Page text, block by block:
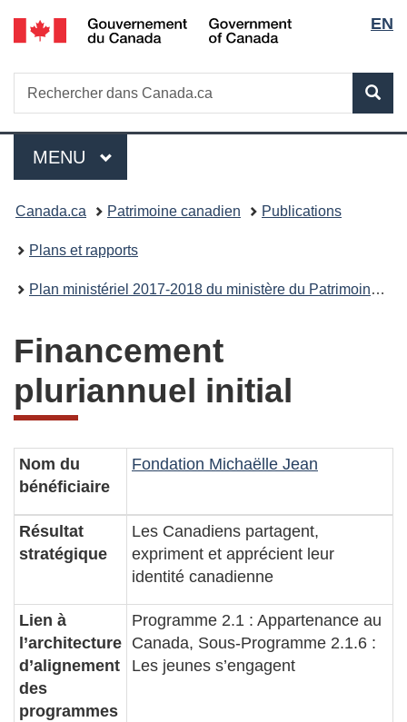
Passer
au
principal
Passer
à
Au
du
Passer
à
version
simplifiée
de
la
EN
Recherche
Menu
MENU PRINCIPAL
Vous
êtes
ici :
Canada.ca Patrimoine canadien Publications
Plans et rapports
Plan ministériel 2017-2018 du ministère du Patrimoine canadien
Financement
pluriannuel initial
Nom du
bénéficiaire
Fondation Michaëlle Jean
Résultat
stratégique
Les Canadiens partagent,
expriment et apprécient leur
identité canadienne
Lien à
l’architecture
d’alignement
des
programmes
Programme 2.1 : Appartenance au
Canada, Sous-Programme 2.1.6 :
Les jeunes s’engagent